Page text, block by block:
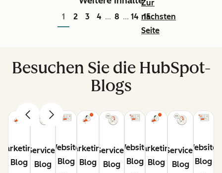
1 2 3 4 ... 8 ... 14 15
Zur
nächsten
Seite
Besuchen Sie die HubSpot-
Blogs
Blog
Service-
Blog
Website-
Blog
Marketing-
Blog
Service-
Blog
Website-
Blog
Marketing-
Blog
Service-
Blog
Website-
Blog